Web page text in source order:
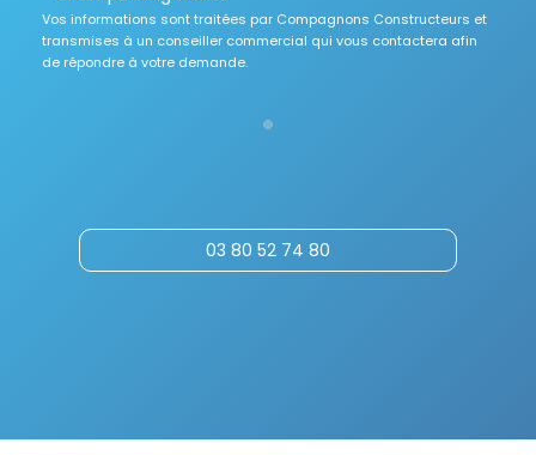
Vos informations sont traitées par Compagnons Constructeurs et
transmises à un conseiller commercial qui vous contactera afin
de répondre à votre demande.
03 80 52 74 80